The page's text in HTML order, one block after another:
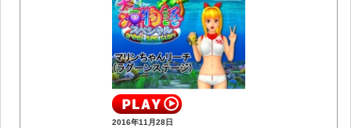
2016年11月28日